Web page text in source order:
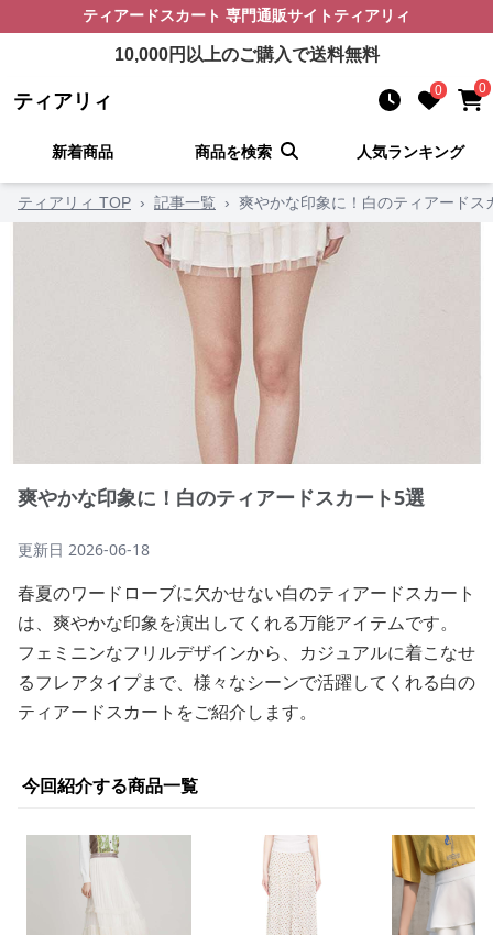
ティアードスカート 専門通販サイト ティアリィ
10,000円以上のご購入で送料無料
ティアリィ 0 0
新着商品 商品を検索 人気ランキング
ティアリィ TOP › 記事一覧 › 爽やかな印象に！白のティアードス
爽やかな印象に！白のティアードスカート5選
更新日 2026-06-18
春夏のワードローブに欠かせない白のティアードスカート
は、爽やかな印象を演出してくれる万能アイテムです。
フェミニンなフリルデザインから、カジュアルに着こなせ
るフレアタイプまで、様々なシーンで活躍してくれる白の
ティアードスカートをご紹介します。
今回紹介する商品一覧